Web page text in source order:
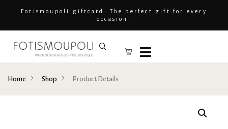
Fotismoupoli giftcard. The perfect gift for every
occasion!
Home Shop Product Details